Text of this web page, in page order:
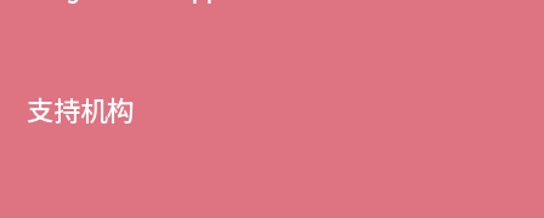
支持机构